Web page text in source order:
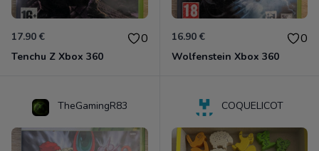
17.90 € 0
Tenchu Z Xbox 360
16.90 € 0
Wolfenstein Xbox 360
TheGamingR83 COQUELICOT